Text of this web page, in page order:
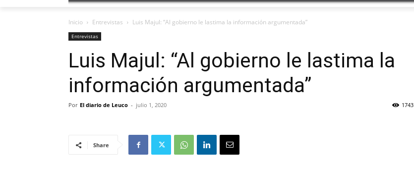
Inicio Entrevistas Luis Majul: “Al gobierno le lastima la información argumentada”
Entrevistas
Luis Majul: “Al gobierno le lastima la
información argumentada”
Por El diario de Leuco - julio 1, 2020 1743
Share